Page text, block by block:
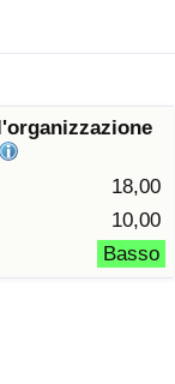
18,00
10,00
Basso